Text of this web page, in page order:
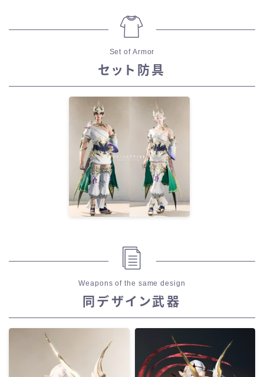
Set of Armor
セット防具
Weapons of the same design
同デザイン武器